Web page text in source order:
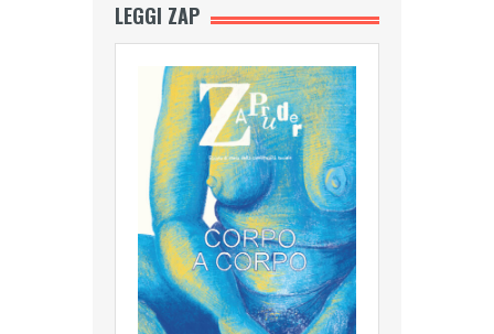
LEGGI ZAP